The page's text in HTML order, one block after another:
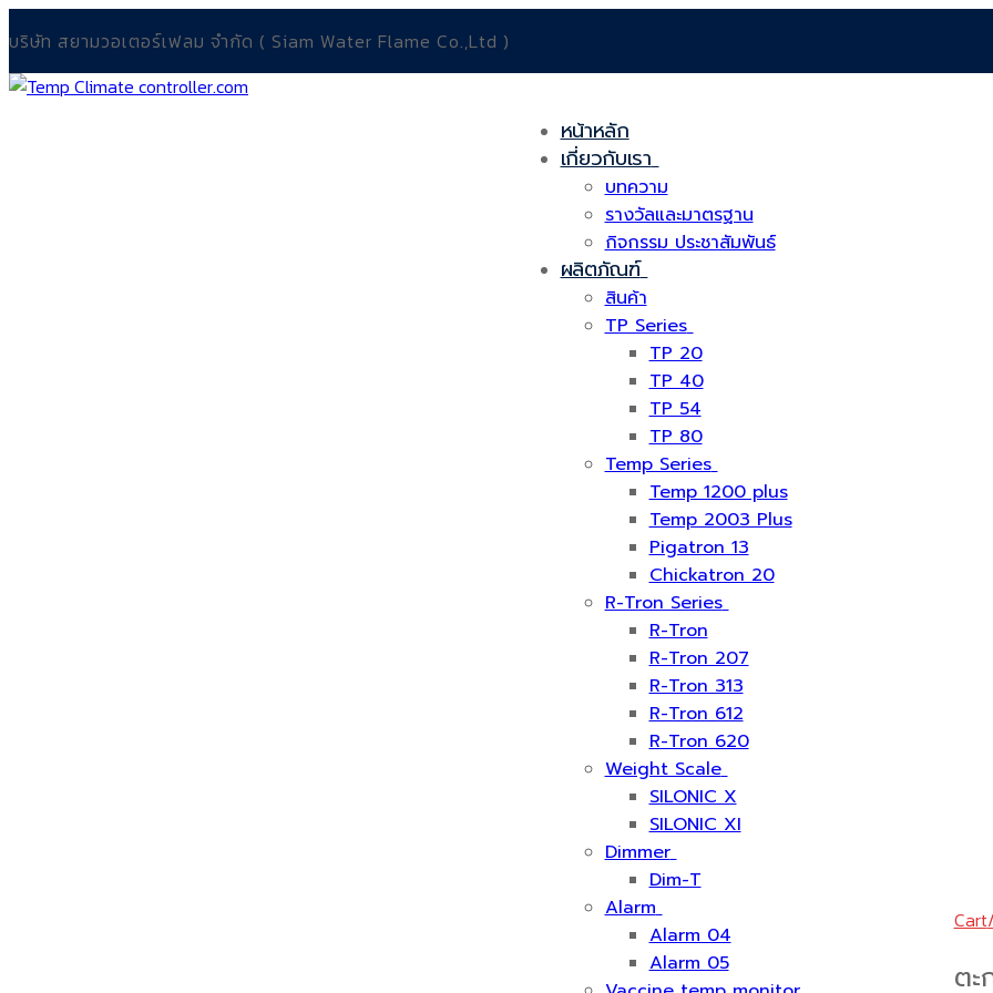
to
content
บริษัท สยามวอเตอร์เฟลม จำกัด ( Siam Water Flame Co.,Ltd )
หน้าหลัก
เกี่ยวกับเรา
บทความ
รางวัลและมาตรฐาน
กิจกรรม ประชาสัมพันธ์
ผลิตภัณฑ์
สินค้า
TP Series
TP 20
TP 40
TP 54
TP 80
Temp Series
Temp 1200 plus
Temp 2003 Plus
Pigatron 13
Chickatron 20
R-Tron Series
R-Tron
R-Tron 207
R-Tron 313
R-Tron 612
R-Tron 620
Weight Scale
SILONIC X
SILONIC XI
Dimmer
Dim-T
Alarm
Alarm 04
Alarm 05
Cart/
ตะ